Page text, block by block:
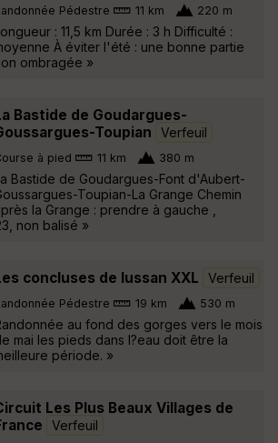
Pédestre 11 km 220 m
: 11,5 km Durée : 3 h Difficulté :
À éviter l'été : une bonne partie
ombragée »
Bastide de Goudargues-
Toupian
Verfeuil
à pied 11 km 380 m
Bastide de Goudargues-Font d'Aubert-
Toupian-La Grange Chemin
la Grange : prendre à gauche ,
non balisé »
concluses de lussan XXL Verfeuil
Pédestre 19 km 530 m
au fond des gorges vers le mois
mai les pieds dans l?eau doit être la
période. »
Les Plus Beaux Villages de
Verfeuil